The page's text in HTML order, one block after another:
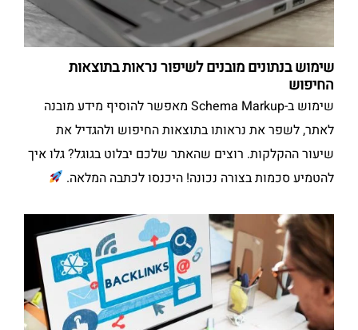
שימוש בנתונים מובנים לשיפור נראות בתוצאות
החיפוש
שימוש ב-Schema Markup מאפשר להוסיף מידע מובנה
לאתר, לשפר את נראותו בתוצאות החיפוש ולהגדיל את
שיעור ההקלקות. רוצים שהאתר שלכם יבלוט בגוגל? גלו איך
להטמיע סכמות בצורה נכונה! היכנסו לכתבה המלאה.